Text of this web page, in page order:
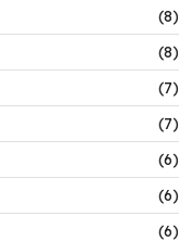
(8)
(8)
(7)
(7)
(6)
(6)
(6)